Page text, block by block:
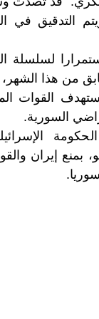
التدقيق في
لسلسلة
من هذا الشهر،
القوات
السورية.
بمنع إيران